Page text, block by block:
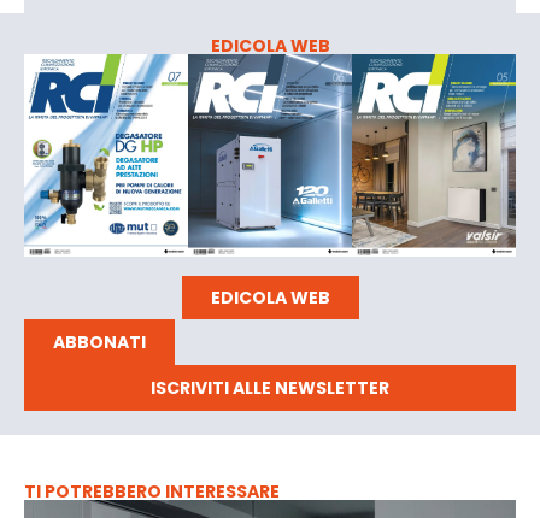
EDICOLA WEB
EDICOLA WEB
ABBONATI
ISCRIVITI ALLE NEWSLETTER
TI POTREBBERO INTERESSARE